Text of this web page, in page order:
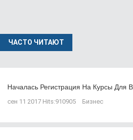
ЧАСТО ЧИТАЮТ
Началась Регистрация На Курсы Для
сен 11 2017 Hits:910905 Бизнес